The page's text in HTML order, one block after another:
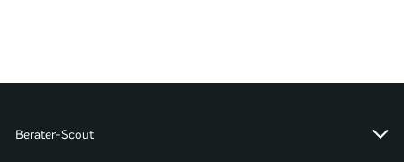
Berater-Scout